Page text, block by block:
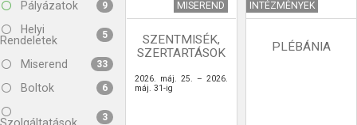
Pályázatok 9
Helyi
Rendeletek
5
Miserend 33
Boltok 6
3
MISEREND
SZENTMISÉK,
SZERTARTÁSOK
2026. máj. 25. – 2026.
máj. 31-ig
INTÉZMÉNYEK
PLÉBÁNIA